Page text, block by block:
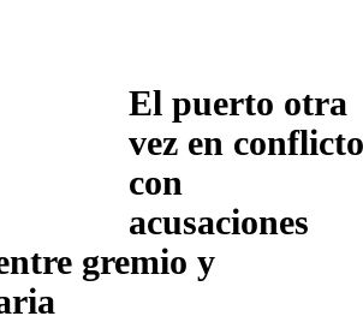
El puerto otra
vez en conflicto
con
acusaciones
gremio y